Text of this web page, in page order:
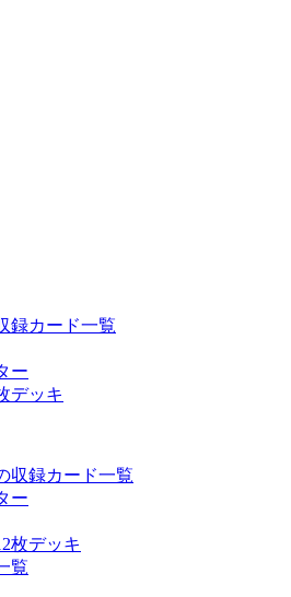
録カード一覧
ー
デッキ
収録カード一覧
ー
枚デッキ
覧